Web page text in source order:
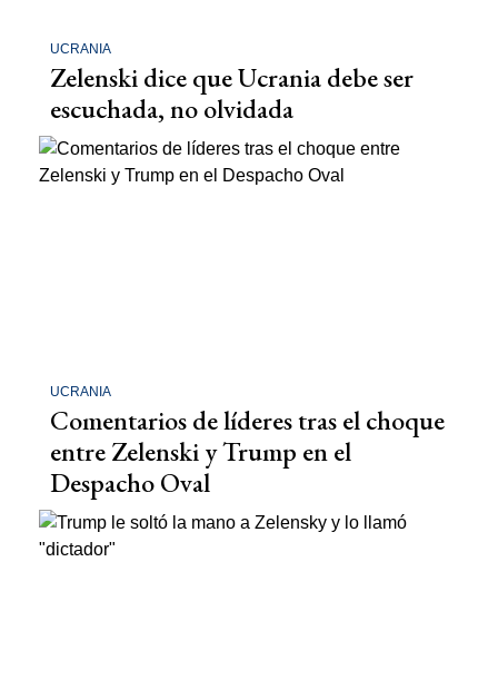
UCRANIA
Zelenski dice que Ucrania debe ser
escuchada, no olvidada
UCRANIA
Comentarios de líderes tras el choque
entre Zelenski y Trump en el
Despacho Oval